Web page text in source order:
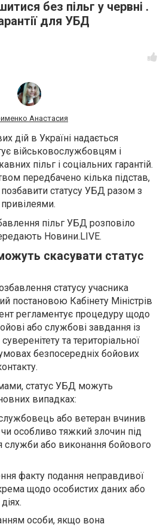
без пільг у червні .
для УБД
Анастасия
дій в Україні надається
військовослужбовцям і
пільг і соціальних гарантій.
передбачено кілька підстав,
статусу УБД разом з
пільг УБД розповіло
Новини.LIVE.
скасувати статус
статусу учасника
постановою Кабінету Міністрів
регламентує процедуру щодо
або службові завдання із
та територіальної
безпосередніх бойових
статус УБД можуть
випадках:
або ветеран вчинив
особливо тяжкий злочин під
служби або виконання бойового
факту подання неправдивої
щодо особистих даних або
особи, якщо вона